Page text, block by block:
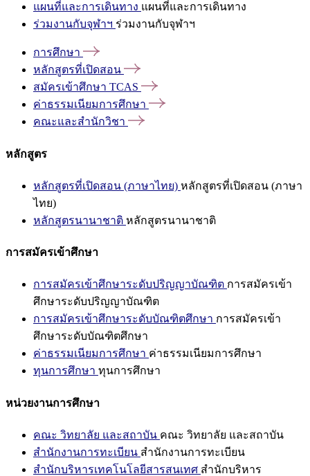
แผนที่และการเดินทาง แผนที่และการเดินทาง
ร่วมงานกับจุฬาฯ ร่วมงานกับจุฬาฯ
การศึกษา
หลักสูตรที่เปิดสอน
สมัครเข้าศึกษา TCAS
ค่าธรรมเนียมการศึกษา
คณะและสำนักวิชา
หลักสูตร
หลักสูตรที่เปิดสอน (ภาษาไทย) หลักสูตรที่เปิดสอน (ภาษา
ไทย)
หลักสูตรนานาชาติ หลักสูตรนานาชาติ
การสมัครเข้าศึกษา
การสมัครเข้าศึกษาระดับปริญญาบัณฑิต การสมัครเข้า
ศึกษาระดับปริญญาบัณฑิต
การสมัครเข้าศึกษาระดับบัณฑิตศึกษา การสมัครเข้า
ศึกษาระดับบัณฑิตศึกษา
ค่าธรรมเนียมการศึกษา ค่าธรรมเนียมการศึกษา
ทุนการศึกษา ทุนการศึกษา
หน่วยงานการศึกษา
คณะ วิทยาลัย และสถาบัน คณะ วิทยาลัย และสถาบัน
สำนักงานการทะเบียน สำนักงานการทะเบียน
สำนักบริหารเทคโนโลยีสารสนเทศ สำนักบริหาร